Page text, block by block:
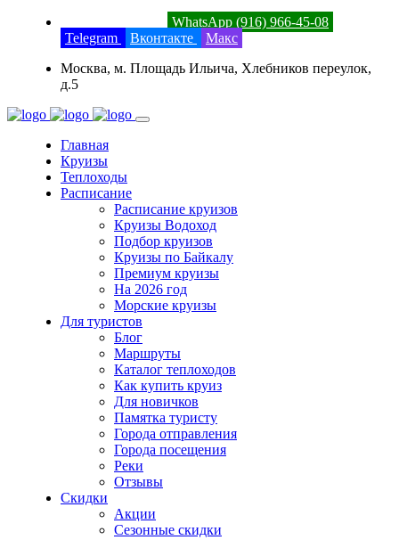
WhatsApp (916) 966-45-08
Telegram
Вконтакте
Макс
Москва, м. Площадь Ильича, Хлебников переулок,
д.5
Главная
Круизы
Теплоходы
Расписание
Расписание круизов
Круизы Водоход
Подбор круизов
Круизы по Байкалу
Премиум круизы
На 2026 год
Морские круизы
Для туристов
Блог
Маршруты
Каталог теплоходов
Как купить круиз
Для новичков
Памятка туристу
Города отправления
Города посещения
Реки
Отзывы
Скидки
Акции
Сезонные скидки